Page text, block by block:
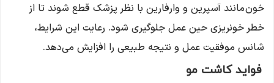
خون مانند آسپرین و وارفارین با نظر پزشک قطع شوند تا از
خطر خونریزی حین عمل جلوگیری شود. رعایت این شرایط،
شانس موفقیت عمل و نتیجه طبیعی را افزایش می‌دهد.
فواید کاشت مو